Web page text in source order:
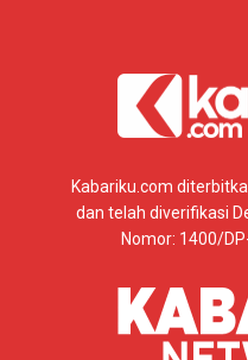
Kabariku.com
dan telah diverifikasi
Nomor: 1400/